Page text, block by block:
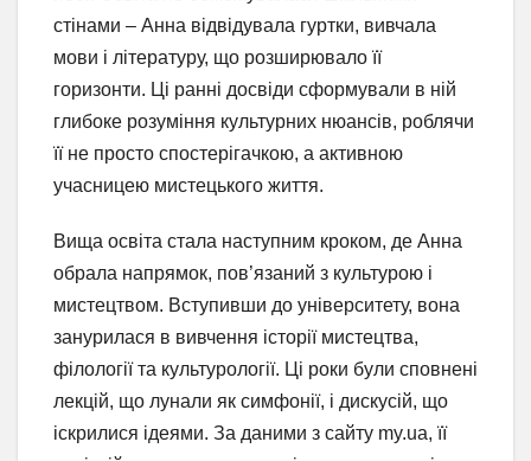
стінами – Анна відвідувала гуртки, вивчала
мови і літературу, що розширювало її
горизонти. Ці ранні досвіди сформували в ній
глибоке розуміння культурних нюансів, роблячи
її не просто спостерігачкою, а активною
учасницею мистецького життя.
Вища освіта стала наступним кроком, де Анна
обрала напрямок, пов’язаний з культурою і
мистецтвом. Вступивши до університету, вона
занурилася в вивчення історії мистецтва,
філології та культурології. Ці роки були сповнені
лекцій, що лунали як симфонії, і дискусій, що
іскрилися ідеями. За даними з сайту my.ua, її